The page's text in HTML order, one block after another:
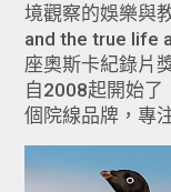
境觀察的娛樂與
and the true life
座奧斯卡紀錄片
自2008起開始了
個院線品牌，專